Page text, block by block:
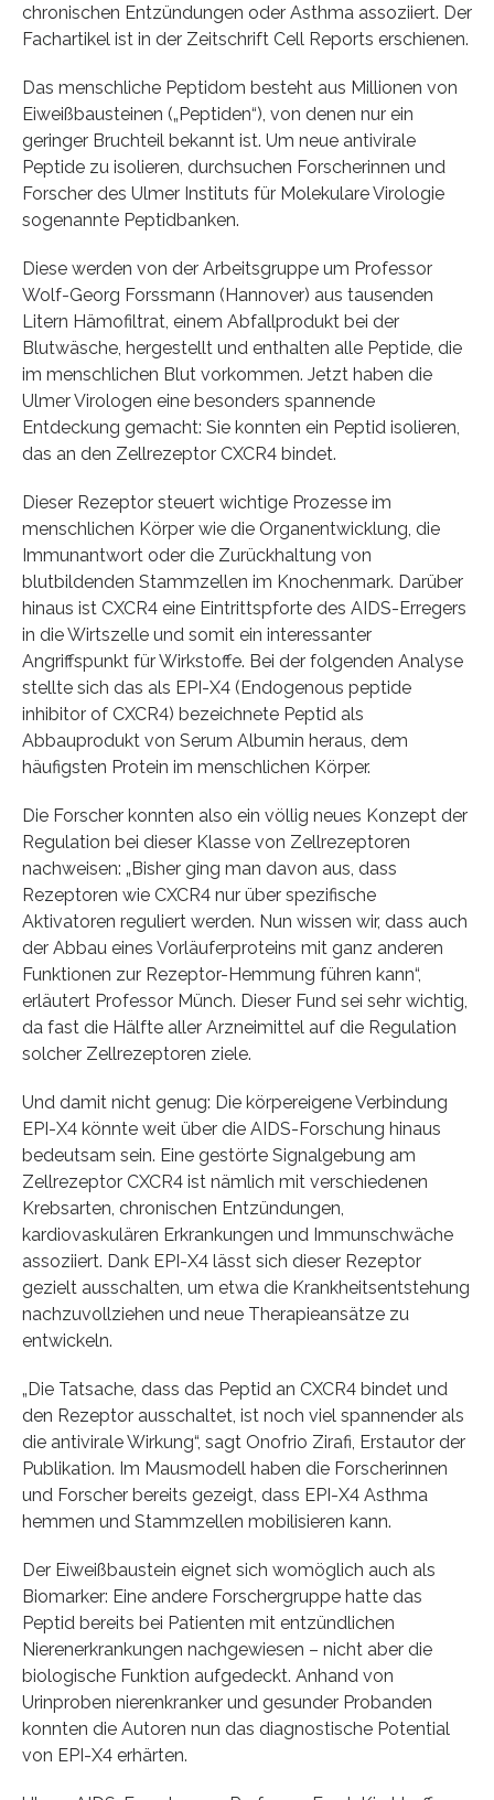
chronischen Entzündungen oder Asthma assoziiert. Der
Fachartikel ist in der Zeitschrift Cell Reports erschienen.
Das menschliche Peptidom besteht aus Millionen von
Eiweißbausteinen („Peptiden“), von denen nur ein
geringer Bruchteil bekannt ist. Um neue antivirale
Peptide zu isolieren, durchsuchen Forscherinnen und
Forscher des Ulmer Instituts für Molekulare Virologie
sogenannte Peptidbanken.
Diese werden von der Arbeitsgruppe um Professor
Wolf-Georg Forssmann (Hannover) aus tausenden
Litern Hämofiltrat, einem Abfallprodukt bei der
Blutwäsche, hergestellt und enthalten alle Peptide, die
im menschlichen Blut vorkommen. Jetzt haben die
Ulmer Virologen eine besonders spannende
Entdeckung gemacht: Sie konnten ein Peptid isolieren,
das an den Zellrezeptor CXCR4 bindet.
Dieser Rezeptor steuert wichtige Prozesse im
menschlichen Körper wie die Organentwicklung, die
Immunantwort oder die Zurückhaltung von
blutbildenden Stammzellen im Knochenmark. Darüber
hinaus ist CXCR4 eine Eintrittspforte des AIDS-Erregers
in die Wirtszelle und somit ein interessanter
Angriffspunkt für Wirkstoffe. Bei der folgenden Analyse
stellte sich das als EPI-X4 (Endogenous peptide
inhibitor of CXCR4) bezeichnete Peptid als
Abbauprodukt von Serum Albumin heraus, dem
häufigsten Protein im menschlichen Körper.
Die Forscher konnten also ein völlig neues Konzept der
Regulation bei dieser Klasse von Zellrezeptoren
nachweisen: „Bisher ging man davon aus, dass
Rezeptoren wie CXCR4 nur über spezifische
Aktivatoren reguliert werden. Nun wissen wir, dass auch
der Abbau eines Vorläuferproteins mit ganz anderen
Funktionen zur Rezeptor-Hemmung führen kann“,
erläutert Professor Münch. Dieser Fund sei sehr wichtig,
da fast die Hälfte aller Arzneimittel auf die Regulation
solcher Zellrezeptoren ziele.
Und damit nicht genug: Die körpereigene Verbindung
EPI-X4 könnte weit über die AIDS-Forschung hinaus
bedeutsam sein. Eine gestörte Signalgebung am
Zellrezeptor CXCR4 ist nämlich mit verschiedenen
Krebsarten, chronischen Entzündungen,
kardiovaskulären Erkrankungen und Immunschwäche
assoziiert. Dank EPI-X4 lässt sich dieser Rezeptor
gezielt ausschalten, um etwa die Krankheitsentstehung
nachzuvollziehen und neue Therapieansätze zu
entwickeln.
„Die Tatsache, dass das Peptid an CXCR4 bindet und
den Rezeptor ausschaltet, ist noch viel spannender als
die antivirale Wirkung“, sagt Onofrio Zirafi, Erstautor der
Publikation. Im Mausmodell haben die Forscherinnen
und Forscher bereits gezeigt, dass EPI-X4 Asthma
hemmen und Stammzellen mobilisieren kann.
Der Eiweißbaustein eignet sich womöglich auch als
Biomarker: Eine andere Forschergruppe hatte das
Peptid bereits bei Patienten mit entzündlichen
Nierenerkrankungen nachgewiesen – nicht aber die
biologische Funktion aufgedeckt. Anhand von
Urinproben nierenkranker und gesunder Probanden
konnten die Autoren nun das diagnostische Potential
von EPI-X4 erhärten.